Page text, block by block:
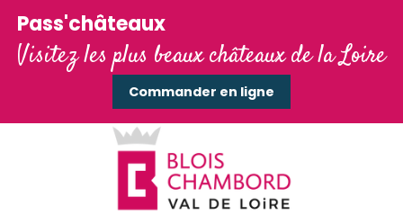
Pass'châteaux
Visitez les plus beaux châteaux de la Loire
Commander en ligne